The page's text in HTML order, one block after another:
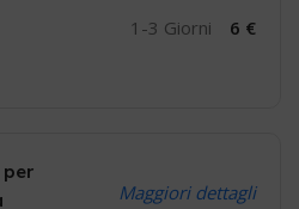
1-3 Giorni 6 €
per
Maggiori dettagli